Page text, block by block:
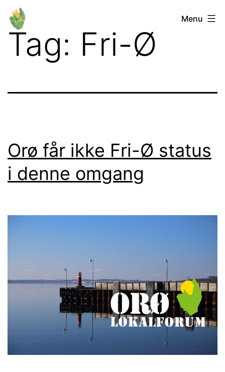
Fortsæt
indhold
Orø
Lokalforum
Menu
Tag: Fri-Ø
Orø får ikke Fri-Ø status
i denne omgang